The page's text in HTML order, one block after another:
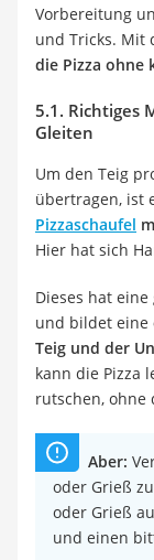
Vorbereitung
und Tricks. Mit
die Pizza ohne
5.1. Richtiges
Gleiten
Um den Teig
übertragen, ist
Pizzaschaufel
Hier hat sich
Dieses hat
und bildet eine
Teig und der
kann die Pizza
rutschen, ohne
Aber:
oder Grieß
oder Grieß
und einen